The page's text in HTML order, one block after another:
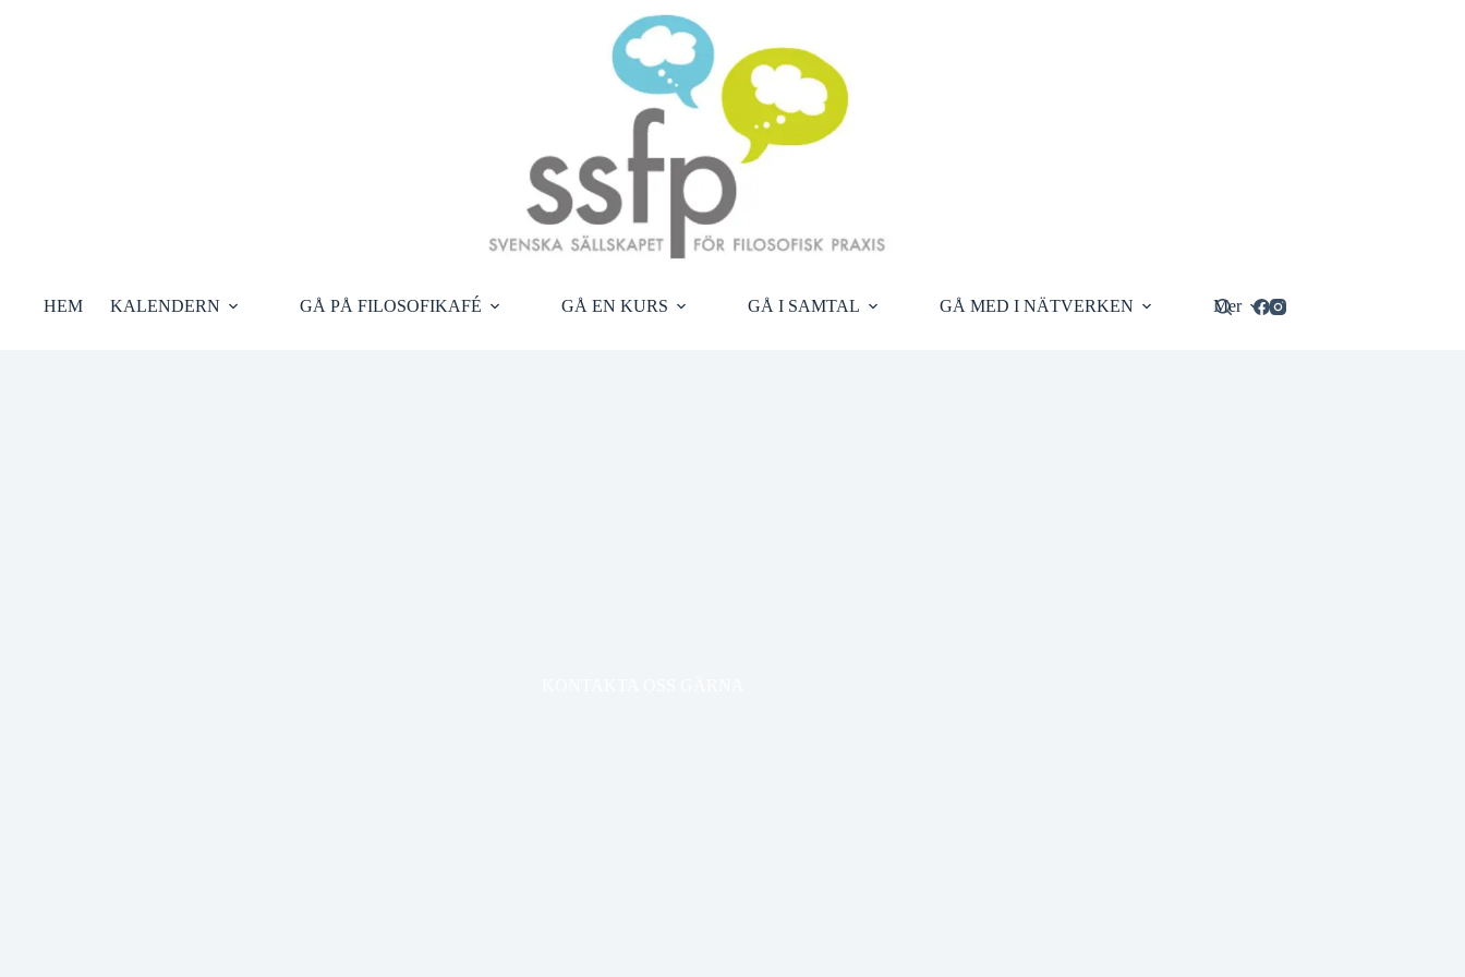
HEM KALENDERN GÅ PÅ FILOSOFIKAFÉ GÅ EN KURS GÅ I SAMTAL GÅ MED I NÄTVERKEN Mer